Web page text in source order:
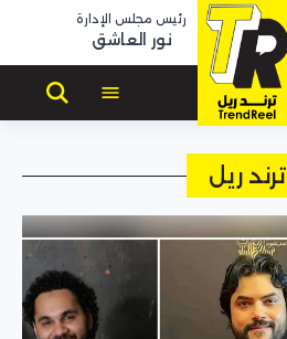
رئيس مجلس الإدارة
نور العاشق
ترند ريل